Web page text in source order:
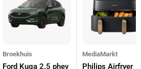
Broekhuis
Ford Kuga 2.5 phev
MediaMarkt
Philips Airfryer